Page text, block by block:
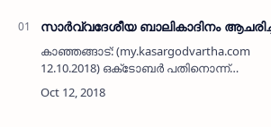
സാര്‍വ്വദേശീയ ബാലികാദിനം
കാഞ്ഞങ്ങാട്: (my.kasargodvartha.com
12.10.2018) ഒക്‌ടോബര്‍ പതിനൊന്ന്
സാര്‍വ്വദേശീയ ബാലികാദിനം
കാസര്‍കോട് സപ്പോര്‍ട്ട്